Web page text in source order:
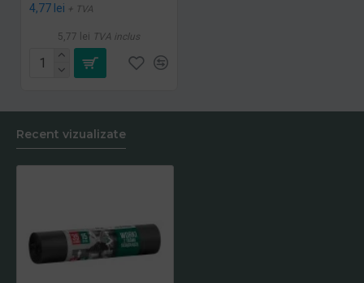
4,77 lei + TVA
5,77 lei TVA inclus
Recent vizualizate